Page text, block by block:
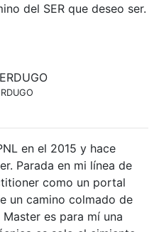
del SER que deseo ser.
en el 2015 y hace
Parada en mi línea de
como un portal
un camino colmado de
es para mí una